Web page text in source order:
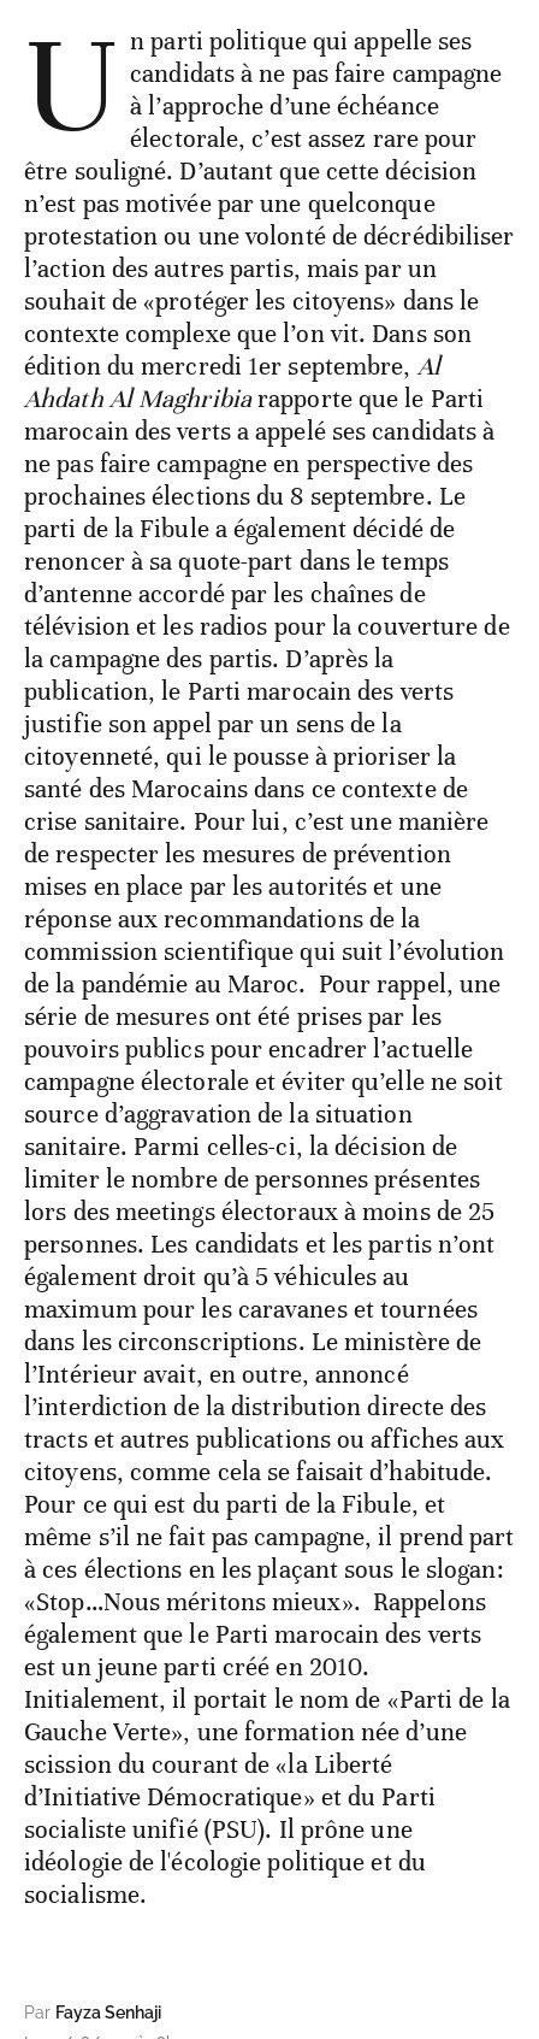
U n parti politique qui appelle ses
candidats à ne pas faire campagne
à l’approche d’une échéance
électorale, c’est assez rare pour
être souligné. D’autant que cette décision
n’est pas motivée par une quelconque
protestation ou une volonté de décrédibiliser
l’action des autres partis, mais par un
souhait de «protéger les citoyens» dans le
contexte complexe que l’on vit. Dans son
édition du mercredi 1er septembre,Al
Ahdath Al Maghribiarapporte que le Parti
marocain des verts a appelé ses candidats à
ne pas faire campagne en perspective des
prochaines élections du 8 septembre. Le
parti de la Fibule a également décidé de
renoncer à sa quote-part dans le temps
d’antenne accordé par les chaînes de
télévision et les radios pour la couverture de
la campagne des partis. D’après la
publication, le Parti marocain des verts
justifie son appel par un sens de la
citoyenneté, qui le pousse à prioriser la
santé des Marocains dans ce contexte de
crise sanitaire. Pour lui, c’est une manière
de respecter les mesures de prévention
mises en place par les autorités et une
réponse aux recommandations de la
commission scientifique qui suit l’évolution
de la pandémie au Maroc. Pour rappel, une
série de mesures ont été prises par les
pouvoirs publics pour encadrer l’actuelle
campagne électorale et éviter qu’elle ne soit
source d’aggravation de la situation
sanitaire. Parmi celles-ci, la décision de
limiter le nombre de personnes présentes
lors des meetings électoraux à moins de 25
personnes. Les candidats et les partis n’ont
également droit qu’à 5 véhicules au
maximum pour les caravanes et tournées
dans les circonscriptions. Le ministère de
l’Intérieur avait, en outre, annoncé
l’interdiction de la distribution directe des
tracts et autres publications ou affiches aux
citoyens, comme cela se faisait d’habitude.
Pour ce qui est du parti de la Fibule, et
même s’il ne fait pas campagne, il prend part
à ces élections en les plaçant sous le slogan:
«Stop…Nous méritons mieux». Rappelons
également que le Parti marocain des verts
est un jeune parti créé en 2010.
Initialement, il portait le nom de «Parti de la
Gauche Verte», une formation née d’une
scission du courant de «la Liberté
d’Initiative Démocratique» et du Parti
socialiste unifié (PSU). Il prône une
idéologie de l'écologie politique et du
socialisme.
Par Fayza Senhaji